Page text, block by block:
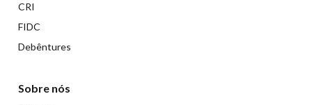
CRI
FIDC
Debêntures
Sobre nós